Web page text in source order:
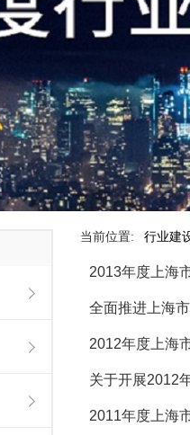
当前位置: 行业建
2013年度上海
全面推进上海
2012年度上海
关于开展2012
2011年度上海